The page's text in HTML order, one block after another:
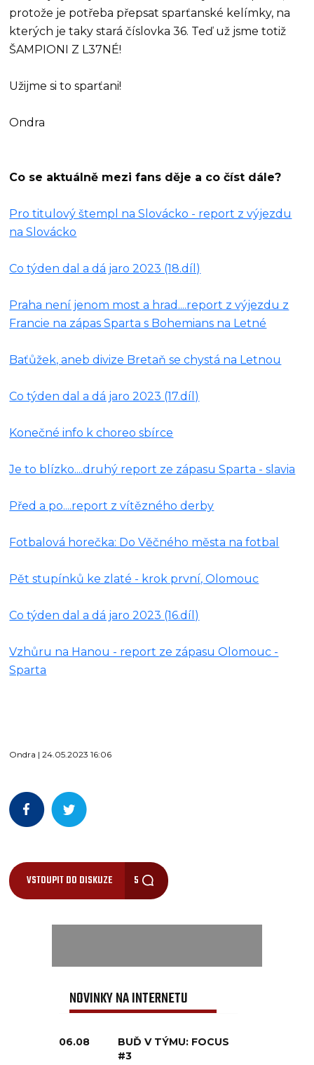
protože je potřeba přepsat sparťanské kelímky, na
kterých je taky stará číslovka 36. Teď už jsme totiž
ŠAMPIONI Z L37NÉ!
Užijme si to sparťani!
Ondra
Co se aktuálně mezi fans děje a co číst dále?
Pro titulový štempl na Slovácko - report z výjezdu
na Slovácko
Co týden dal a dá jaro 2023 (18.díl)
Praha není jenom most a hrad....report z výjezdu z
Francie na zápas Sparta s Bohemians na Letné
Baťůžek, aneb divize Bretaň se chystá na Letnou
Co týden dal a dá jaro 2023 (17.díl)
Konečné info k choreo sbírce
Je to blízko....druhý report ze zápasu Sparta - slavia
Před a po....report z vítězného derby
Fotbalová horečka: Do Věčného města na fotbal
Pět stupínků ke zlaté - krok první, Olomouc
Co týden dal a dá jaro 2023 (16.díl)
Vzhůru na Hanou - report ze zápasu Olomouc -
Sparta
Ondra | 24.05.2023 16:06
VSTOUPIT DO DISKUZE 5
NOVINKY NA INTERNETU
06.08
BUĎ V TÝMU: FOCUS
#3